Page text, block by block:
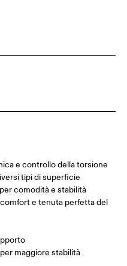
tabella
e controllo della torsione
tipi di superficie
comodità e stabilità
e tenuta perfetta del
maggiore stabilità